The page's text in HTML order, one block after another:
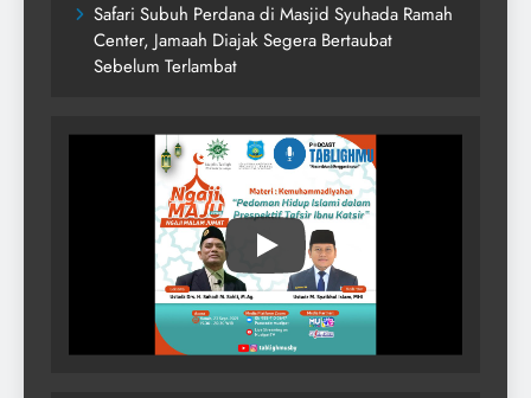
Safari Subuh Perdana di Masjid Syuhada Ramah
Center, Jamaah Diajak Segera Bertaubat
Sebelum Terlambat